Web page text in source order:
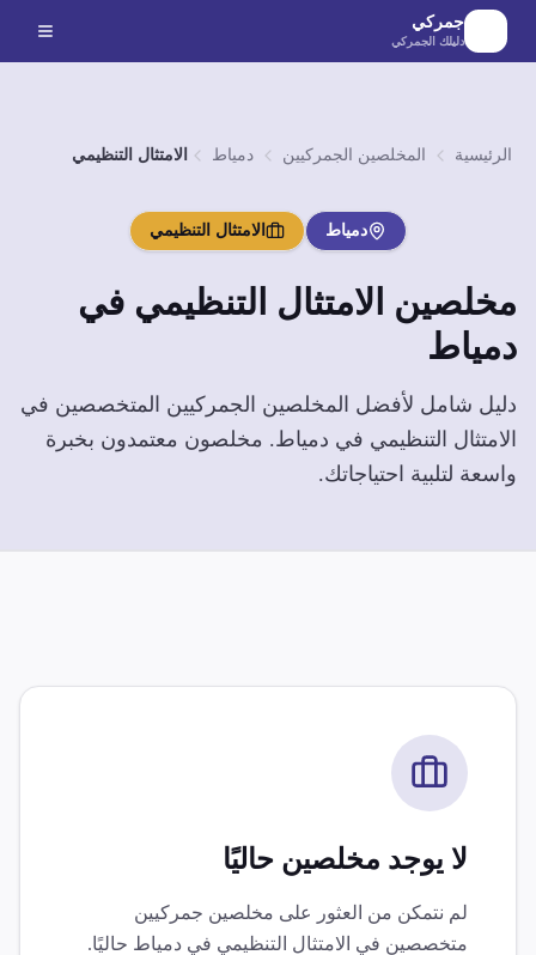
الانتقال إلى المحتوى الرئيسي
جمركي
دليلك الجمركي
الرئيسية المخلصين الجمركيين دمياط الامتثال التنظيمي
دمياط الامتثال التنظيمي
مخلصين الامتثال التنظيمي في
دمياط
دليل شامل لأفضل المخلصين الجمركيين المتخصصين في
الامتثال التنظيمي في دمياط. مخلصون معتمدون بخبرة
واسعة لتلبية احتياجاتك.
لا يوجد مخلصين حاليًا
لم نتمكن من العثور على مخلصين جمركيين
متخصصين في الامتثال التنظيمي في دمياط حاليًا.